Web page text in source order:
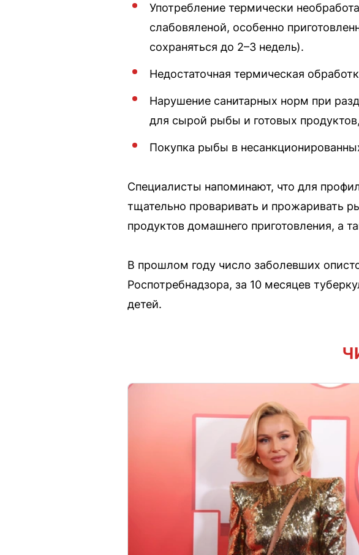
Употребление термически
слабовяленой, особенно
сохраняться до 2–3 недель).
Недостаточная термическая
Нарушение санитарных норм при
для сырой рыбы и готовых
Покупка рыбы в
Специалисты напоминают, что для
тщательно проваривать и прожаривать
продуктов домашнего приготовления, а
В прошлом году число заболевших
Роспотребнадзора, за 10 месяцев
детей.